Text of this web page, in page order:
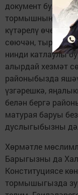
документ булып
тормышның яңа
күтәрелү өчен
сөючән, тырыш
нинди катлаулы
алырдай хезмәт
районыбызда
үзгәрешкә,
белән бергә
матурая баруы
дуслыгыбызны
Хөрмәтле
Барыгызны да
Конституциясе
тормышыгызда